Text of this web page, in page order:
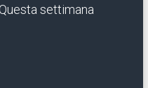
settimana